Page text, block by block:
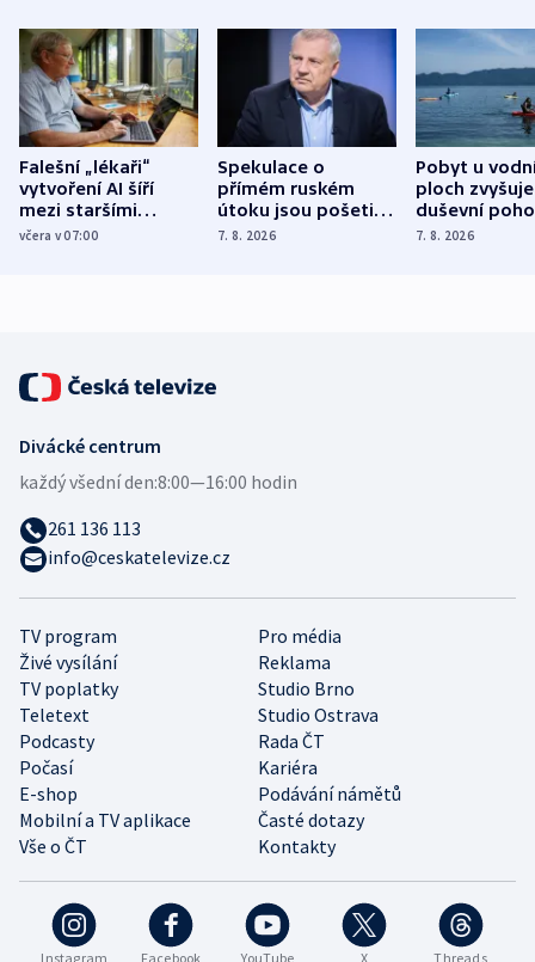
Falešní „lékaři“
vytvoření AI šíří
mezi staršími
Poláky nebezpečné
včera v 07:00
Spekulace o
přímém ruském
útoku jsou pošetilé,
míní estonský
7. 8. 2026
Pobyt u
ploch zvyšuje
duševní
ukázala
7. 8. 2026
Instagram Facebook YouTube X Threads
TV program
Pro média
Živé vysílání
Reklama
TV poplatky
Studio Brno
Teletext
Studio Ostrava
Podcasty
Rada ČT
Počasí
Kariéra
E-shop
Podávání námětů
Mobilní a TV aplikace
Časté dotazy
Vše o ČT
Kontakty
Divácké centrum
každý všední den:8:00—16:00 hodin
261 136 113
info@ceskatelevize.cz